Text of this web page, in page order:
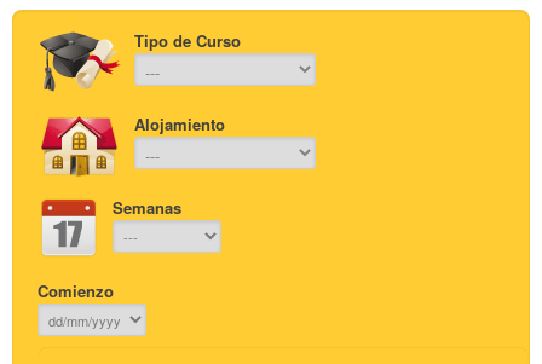
Tipo de Curso
Alojamiento
Semanas
Comienzo